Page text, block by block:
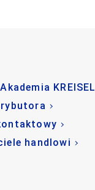
KREISEL
handlowi